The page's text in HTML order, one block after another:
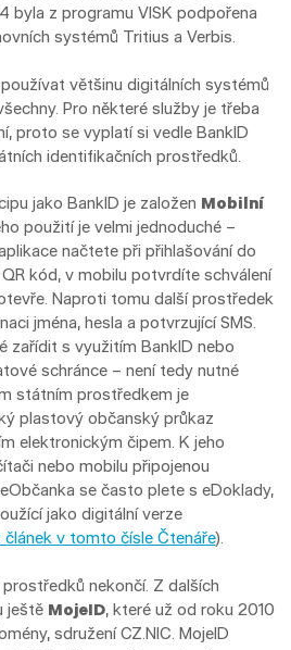
byla z programu VISK podpořena
systémů Tritius a Verbis.
většinu digitálních systémů
Pro některé služby je třeba
proto se vyplatí si vedle BankID
identifikačních prostředků.
jako BankID je založen Mobilní
použití je velmi jednoduché –
načtete při přihlašování do
kód, v mobilu potvrdíte schválení
Naproti tomu další prostředek
jména, hesla a potvrzující SMS.
zařídit s využitím BankID nebo
schránce – není tedy nutné
státním prostředkem je
plastový občanský průkaz
elektronickým čipem. K jeho
nebo mobilu připojenou
se často plete s eDoklady,
jako digitální verze
článek v tomto čísle Čtenáře).
nekončí. Z dalších
ještě MojeID, které už od roku 2010
sdružení CZ.NIC. MojeID